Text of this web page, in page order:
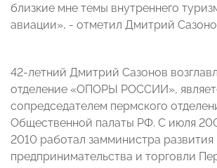
близкие мне темы внутреннего
авиации», - отметил Дмитрий
42-летний Дмитрий Сазонов
отделение «ОПОРЫ РОССИИ»,
сопредседателем пермского
Общественной палаты РФ. С июля
2010 работал замминистра развития
предпринимательства и торговли